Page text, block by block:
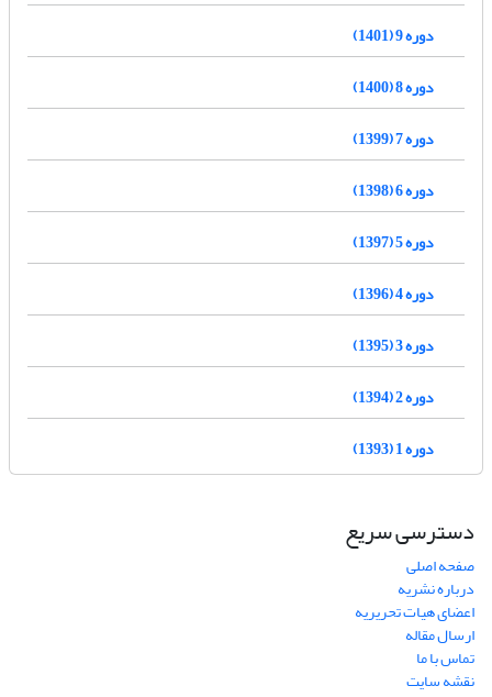
دوره 9 (1401)
دوره 8 (1400)
دوره 7 (1399)
دوره 6 (1398)
دوره 5 (1397)
دوره 4 (1396)
دوره 3 (1395)
دوره 2 (1394)
دوره 1 (1393)
دسترسی سریع
صفحه اصلی
درباره نشریه
اعضای هیات تحریریه
ارسال مقاله
تماس با ما
نقشه سایت